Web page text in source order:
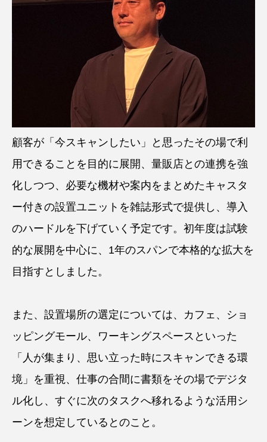
顧客が「今スキャンしたい」と思ったその場で利
用できることを目的に展開、量販店との連携を強
化しつつ、必要な機材や案内をまとめたキャスタ
ー付きの設置ユニットを雑誌形式で提供し、導入
のハードルを下げていく予定です。初年度は試験
的な展開を中心に、1年のスパンで本格的な拡大を
目指すとしました。
また、設置場所の選定については、カフェ、ショ
ッピングモール、ワーキングスペースといった
「人が集まり、思い立った時にスキャンできる環
境」を重視、仕事の合間に書類をその場でデジタ
ル化し、すぐに次のタスクへ移れるような活用シ
ーンを想定しているとのこと。